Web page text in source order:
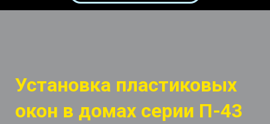
Установка пластиковых
окон в домах серии П-43